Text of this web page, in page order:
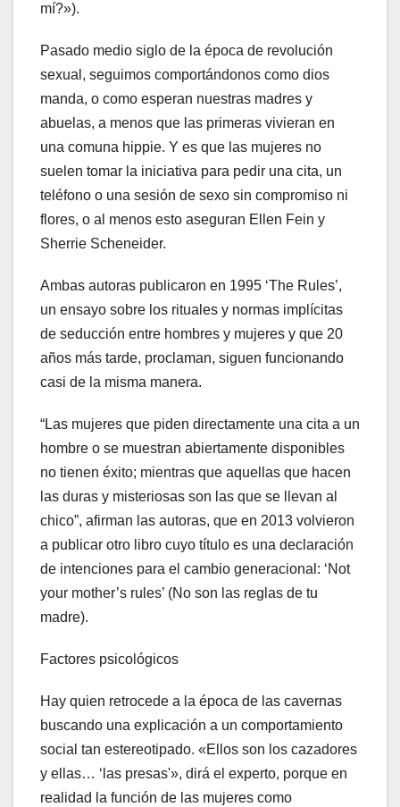
mí?»).
Pasado medio siglo de la época de revolución
sexual, seguimos comportándonos como dios
manda, o como esperan nuestras madres y
abuelas, a menos que las primeras vivieran en
una comuna hippie. Y es que las mujeres no
suelen tomar la iniciativa para pedir una cita, un
teléfono o una sesión de sexo sin compromiso ni
flores, o al menos esto aseguran Ellen Fein y
Sherrie Scheneider.
Ambas autoras publicaron en 1995 ‘The Rules’,
un ensayo sobre los rituales y normas implícitas
de seducción entre hombres y mujeres y que 20
años más tarde, proclaman, siguen funcionando
casi de la misma manera.
“Las mujeres que piden directamente una cita a un
hombre o se muestran abiertamente disponibles
no tienen éxito; mientras que aquellas que hacen
las duras y misteriosas son las que se llevan al
chico”, afirman las autoras, que en 2013 volvieron
a publicar otro libro cuyo título es una declaración
de intenciones para el cambio generacional: ‘Not
your mother’s rules’ (No son las reglas de tu
madre).
Factores psicológicos
Hay quien retrocede a la época de las cavernas
buscando una explicación a un comportamiento
social tan estereotipado. «Ellos son los cazadores
y ellas… ‘las presas'», dirá el experto, porque en
realidad la función de las mujeres como